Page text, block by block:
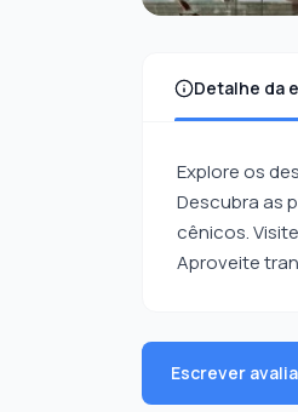
Detalhe da
Explore os
Descubra as
cênicos.
Aproveite
Escrever